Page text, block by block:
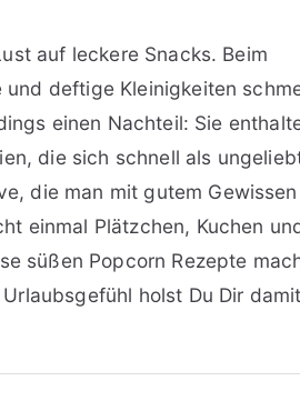
auf leckere Snacks. Beim
deftige Kleinigkeiten
einen Nachteil: Sie
die sich schnell als
die man mit gutem Gewissen
einmal Plätzchen, Kuchen
süßen Popcorn Rezepte
holst Du Dir damit